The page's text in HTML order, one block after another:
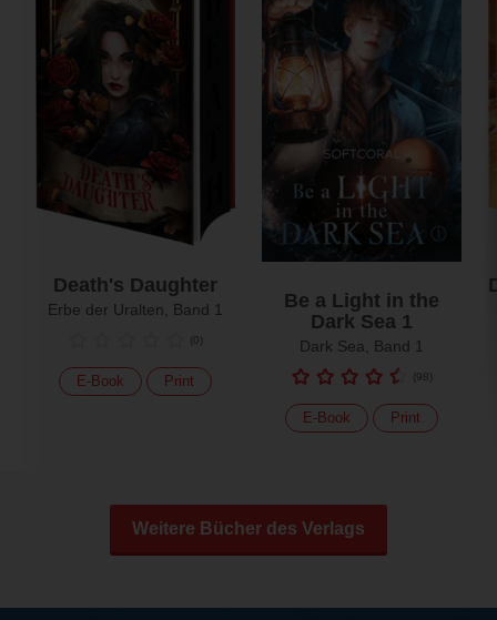
Death's Daughter
Erbe der Uralten, Band 1
(0)
E-Book Print
Be a Light in the
Dark Sea 1
Dark Sea, Band 1
(98)
E-Book Print
Weitere Bücher des Verlags